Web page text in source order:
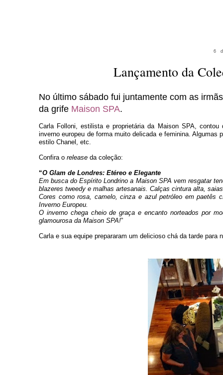
6
Lançamento da
No último sábado fui juntamente com as
da grife Maison SPA.
Carla Folloni, estilista e proprietária da Maison SPA,
inverno europeu de forma muito delicada e feminina.
estilo Chanel, etc.
Confira o release da coleção:
“O Glam de Londres: Etéreo e Elegante
Em busca do Espírito Londrino a Maison SPA vem resgatar
blazeres tweedy e malhas artesanais. Calças cintura alta,
Cores como rosa, camelo, cinza e azul petróleo em paetês
Inverno Europeu.
O inverno chega cheio de graça e encanto norteados por
glamourosa da Maison SPA!”
Carla e sua equipe prepararam um delicioso chá da tarde